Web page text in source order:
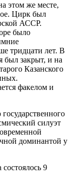
этом же месте,
Цирк был
АССР.
было
тридцати лет. В
был закрыт, и на
Казанского
факелом и
силуэт
доминантой у
9